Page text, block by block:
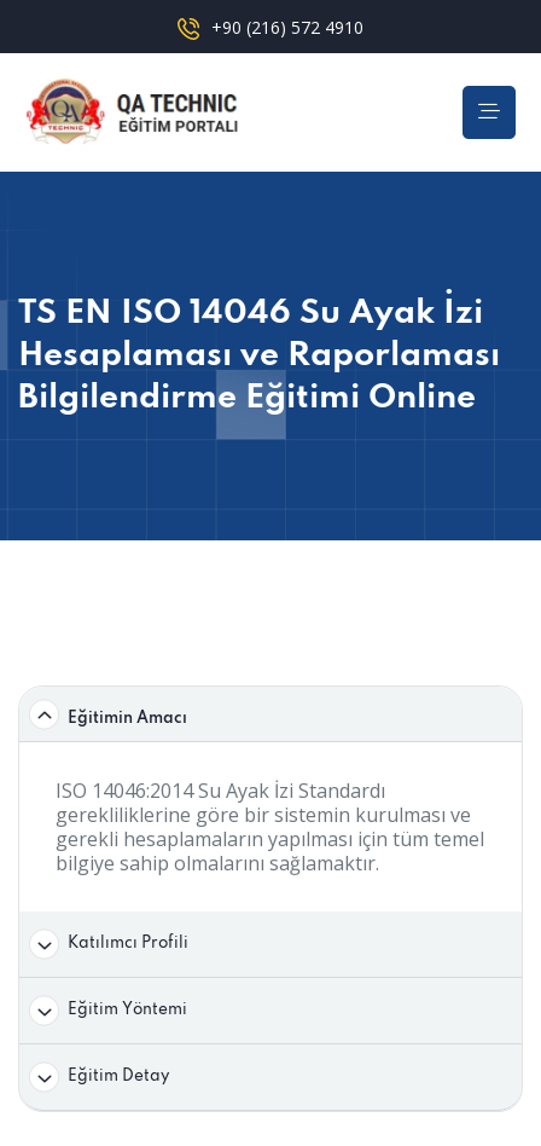
+90 (216) 572 4910
TS EN ISO 14046 Su Ayak İzi
Hesaplaması ve Raporlaması
Bilgilendirme Eğitimi Online
Eğitimin Amacı
ISO 14046:2014 Su Ayak İzi Standardı
gerekliliklerine göre bir sistemin kurulması ve
gerekli hesaplamaların yapılması için tüm temel
bilgiye sahip olmalarını sağlamaktır.
Katılımcı Profili
Eğitim Yöntemi
Eğitim Detay